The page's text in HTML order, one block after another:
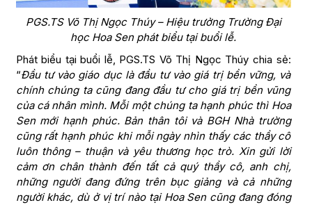
PGS.TS Võ Thị Ngọc Thúy – Hiệu trưởng Trường Đại
học Hoa Sen phát biểu tại buổi lễ.
Phát biểu tại buổi lễ, PGS.TS Võ Thị Ngọc Thúy chia sẻ:
“Đầu tư vào giáo dục là đầu tư vào giá trị bền vững, và
chính chúng ta cũng đang đầu tư cho giá trị bền vũng
của cá nhân mình. Mỗi một chúng ta hạnh phúc thì Hoa
Sen mới hạnh phúc. Bản thân tôi và BGH Nhà trường
cũng rất hạnh phúc khi mỗi ngày nhìn thấy các thầy cô
luôn thông – thuận và yêu thương học trò. Xin gửi lời
cảm ơn chân thành đến tất cả quý thầy cô, anh chị,
những người đang đứng trên bục giảng và cả những
người khác, dù ở vị trí nào tại Hoa Sen cũng đang đóng